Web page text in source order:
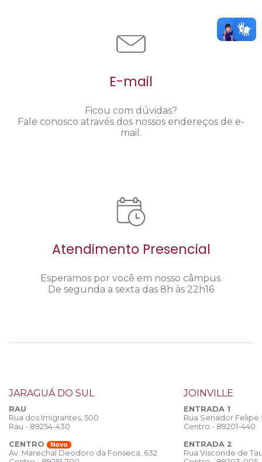
E-mail
Ficou com dúvidas?
Fale conosco através dos nossos endereços de e-
mail.
Atendimento Presencial
Esperamos por você em nosso câmpus.
De segunda a sexta das 8h às 22h16
JARAGUÁ DO SUL
RAU
Rua dos Imigrantes, 500
Rau - 89254-430
CENTRO
Novo
Av. Marechal Deodoro da Fonseca, 632
JOINVILLE
ENTRADA 1
Rua Senador
Centro - 89201-440
ENTRADA 2
Rua Visconde de